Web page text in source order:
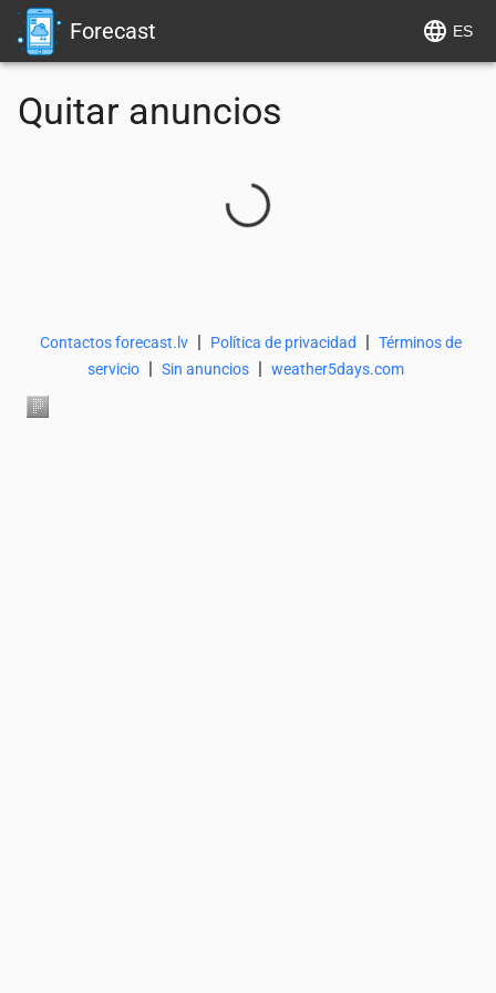
Forecast ES
Quitar anuncios
Contactos forecast.lv | Política de privacidad | Términos de
servicio | Sin anuncios | weather5days.com